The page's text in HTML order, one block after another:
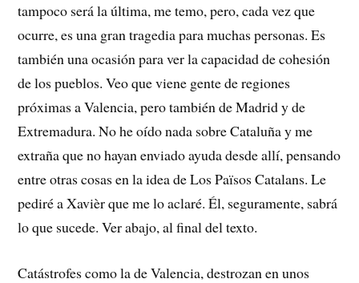
tampoco será la última, me temo, pero, cada vez que
ocurre, es una gran tragedia para muchas personas. Es
también una ocasión para ver la capacidad de cohesión
de los pueblos. Veo que viene gente de regiones
próximas a Valencia, pero también de Madrid y de
Extremadura. No he oído nada sobre Cataluña y me
extraña que no hayan enviado ayuda desde allí, pensando
entre otras cosas en la idea de Los Països Catalans. Le
pediré a Xavièr que me lo aclaré. Él, seguramente, sabrá
lo que sucede. Ver abajo, al final del texto.
Catástrofes como la de Valencia, destrozan en unos